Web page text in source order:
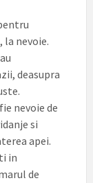
nevoie.
deasupra
nevoie de
si
apei.
in
de